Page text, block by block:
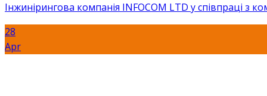
Інжинірингова компанія INFOCOM LTD у співпраці з
28
Apr